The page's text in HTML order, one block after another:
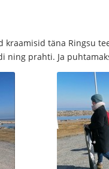
kraamisid täna Ringsu
ning prahti. Ja